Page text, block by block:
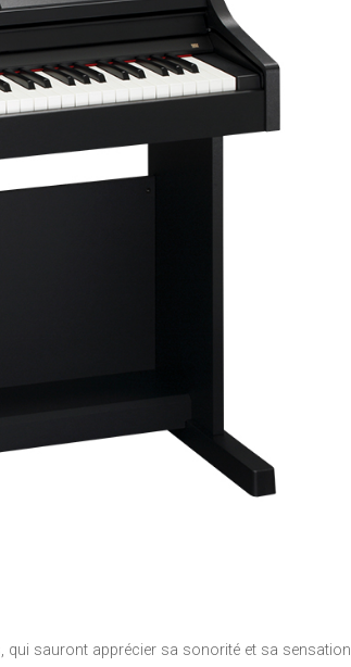
qui sauront apprécier sa sonorité et sa sensation